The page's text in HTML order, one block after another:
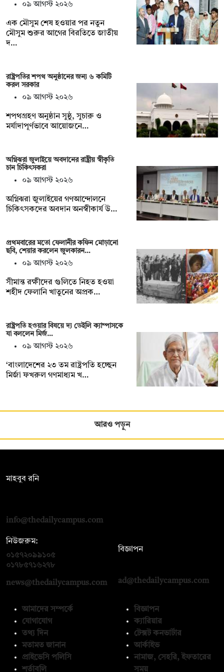
০৯ আগস্ট ২০২৬
এক মৌসুম শেষ হওয়ার পর নতুন
মৌসুম শুরুর আগের বিরতিতে জাতীয়
দ…
রাষ্ট্রপতির শপথ অনুষ্ঠানের জন্য ৬ কমিটি
করল সরকার
০৯ আগস্ট ২০২৬
শপথগ্রহণ অনুষ্ঠান সুষ্ঠু, সুচারু ও
মর্যাদাপূর্ণভাবে আয়োজনে…
অগ্নিঝরা জুলাইয়ে অবদানের রাষ্ট্রীয় স্বীকৃতি
চান চিকিৎসকরা
০৯ আগস্ট ২০২৬
অগ্নিঝরা জুলাইয়ের গণআন্দোলনে
চিকিৎসকদের অবদান অনস্বীকার্য উ…
প্রথমবারের মতো ফেলানীর কফিন মোড়ানো
ছবি, শেয়ার করলেন জুলকারন…
০৯ আগস্ট ২০২৬
সীমান্ত রক্ষীদের গুলিতে নিহত হওয়া
শহীদ ফেলানি খাতুনের অপ্রক…
রাষ্ট্রপতি হওয়ার বিষয়ে দ্য ডেইলি ক্যাম্পাসকে
যা বললেন মির্জ…
০৯ আগস্ট ২০২৬
‘বাংলাদেশের ২৩ তম রাষ্ট্রপতি হচ্ছেন
মির্জা ফখরুল গণমাধ্যম খ…
আরও পড়ুন
মাহবুব রনি
info@thedailycampus.com
নিউজরুম:
০১৫৭২০৯৯১০৫
০১৭৮৫৭১৬২৭৮
news@thedailycampus.com
বিজ্ঞাপন
ad@thedailycampus.com
আমাদের সম্পর্কে
যোগাযোগ
তথ্য দিন
মতামত জানান
প্রাইভেসি পলিসি
শর্তাবলি
বিজ্ঞাপন
ক্যারিয়ার
টেক্সট কনভার্টার
আর্কাইভ
নামাজ, সেহরি, ইফতারের
সময়